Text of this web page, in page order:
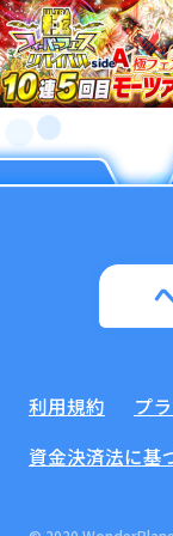
利用規約 プ
資金決済法に基